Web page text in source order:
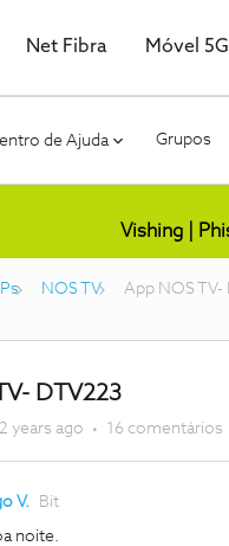
Net Fibra Móvel 5G
de Ajuda Grupos
Vishing |
NOS TV App NOS TV-
DTV223
years ago 16 comentários
V. Bit
noite.